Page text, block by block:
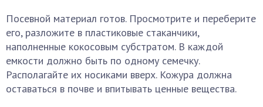
Посевной материал готов. Просмотрите и переберите
его, разложите в пластиковые стаканчики,
наполненные кокосовым субстратом. В каждой
емкости должно быть по одному семечку.
Располагайте их носиками вверх. Кожура должна
оставаться в почве и впитывать ценные вещества.